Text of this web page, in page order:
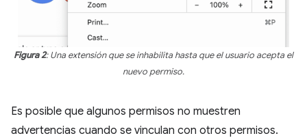
Figura 2: Una extensión que se inhabilita hasta que el usuario acepta el
nuevo permiso.
Es posible que algunos permisos no muestren
advertencias cuando se vinculan con otros permisos.